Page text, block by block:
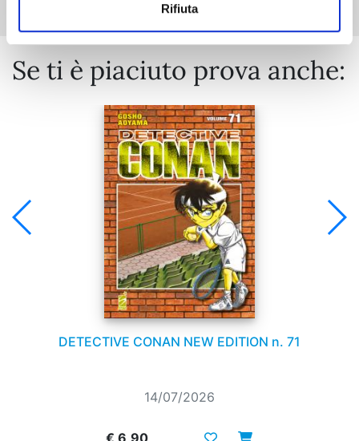
Rifiuta
Se ti è piaciuto prova anche:
DETECTIVE CONAN NEW EDITION n. 71
14/07/2026